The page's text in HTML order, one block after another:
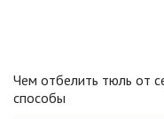
Чем отбелить тюль от
способы